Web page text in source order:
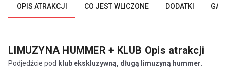
OPIS ATRAKCJI CO JEST WLICZONE DODATKI
LIMUZYNA HUMMER + KLUB Opis atrakcji
Podjedźcie pod klub ekskluzywną, długą limuzyną hummer